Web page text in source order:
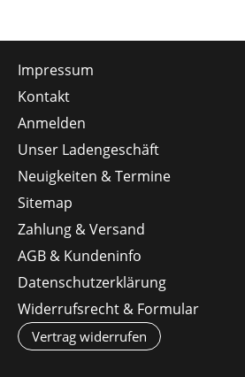
Impressum
Kontakt
Anmelden
Unser Ladengeschäft
Neuigkeiten & Termine
Sitemap
Zahlung & Versand
AGB & Kundeninfo
Datenschutzerklärung
Widerrufsrecht & Formular
Vertrag widerrufen